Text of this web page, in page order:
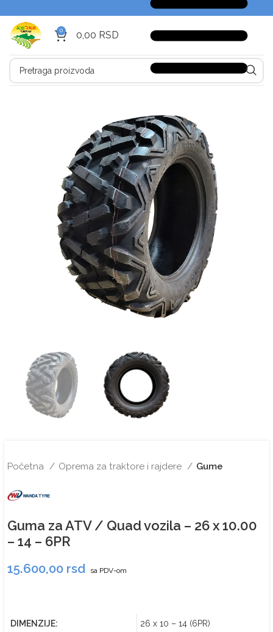
0 0,00 RSD
Početna Oprema za traktore i rajdere Gume
Guma za ATV / Quad vozila – 26 x 10.00
– 14 – 6PR
15.600,00 rsd sa PDV-om
DIMENZIJE: 26 x 10 – 14 (6PR)